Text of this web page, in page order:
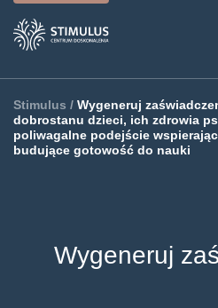
Stimulus / Wygeneruj
dobrostanu dzieci, ich zdrowia
poliwagalne podejście
budujące gotowość do nauki
Wygeneruj